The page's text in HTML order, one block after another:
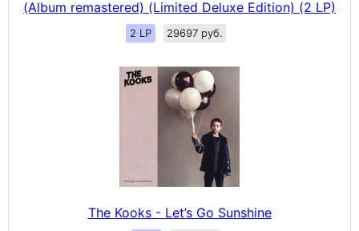
(Album remastered) (Limited Deluxe Edition) (2 LP)
2 LP 29697 руб.
The Kooks - Let’s Go Sunshine